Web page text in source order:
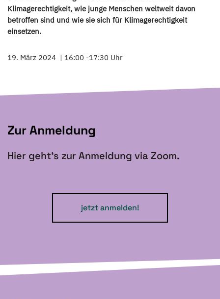
Klimagerechtigkeit, wie junge Menschen weltweit davon
betroffen sind und wie sie sich für Klimagerechtigkeit
einsetzen.
19. März 2024 16:00 -17:30 Uhr
Zur Anmeldung
Hier geht’s zur Anmeldung via Zoom.
jetzt anmelden!